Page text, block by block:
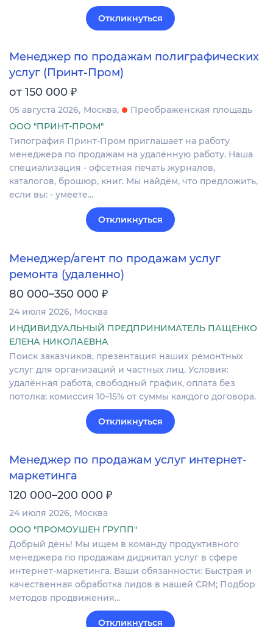
Откликнуться
Менеджер по продажам полиграфических
услуг (Принт-Пром)
от 150 000 ₽
05 августа 2026 Москва
Преображенская площадь
ООО "ПРИНТ-ПРОМ"
Типография Принт-Пром приглашает на работу
менеджера по продажам на удалённую работу. Наша
специализация - офсетная печать журналов,
каталогов, брошюр, книг. Мы найдём, что предложить,
если вы: - умеете…
Откликнуться
Менеджер/агент по продажам услуг
ремонта (удаленно)
80 000–350 000 ₽
24 июля 2026 Москва
ИНДИВИДУАЛЬНЫЙ ПРЕДПРИНИМАТЕЛЬ ПАЩЕНКО
ЕЛЕНА НИКОЛАЕВНА
Поиск заказчиков, презентация наших ремонтных
услуг для организаций и частных лиц. Условия:
удалённая работа, свободный график, оплата без
потолка: комиссия 10–15% от суммы каждого договора.
Откликнуться
Менеджер по продажам услуг интернет-
маркетинга
120 000–200 000 ₽
24 июля 2026 Москва
ООО "ПРОМОУШЕН ГРУПП"
Добрый день! Мы ищем в команду продуктивного
менеджера по продажам диджитал услуг в сфере
интернет-маркетинга. Ваши обязанности: Быстрая и
качественная обработка лидов в нашей CRM; Подбор
методов продвижения…
Откликнуться